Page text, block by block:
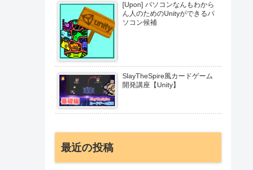
[Upon] パソコンなんもわから
ん人のためのUnityができるパ
ソコン候補
SlayTheSpire風カードゲーム
開発講座【Unity】
最近の投稿